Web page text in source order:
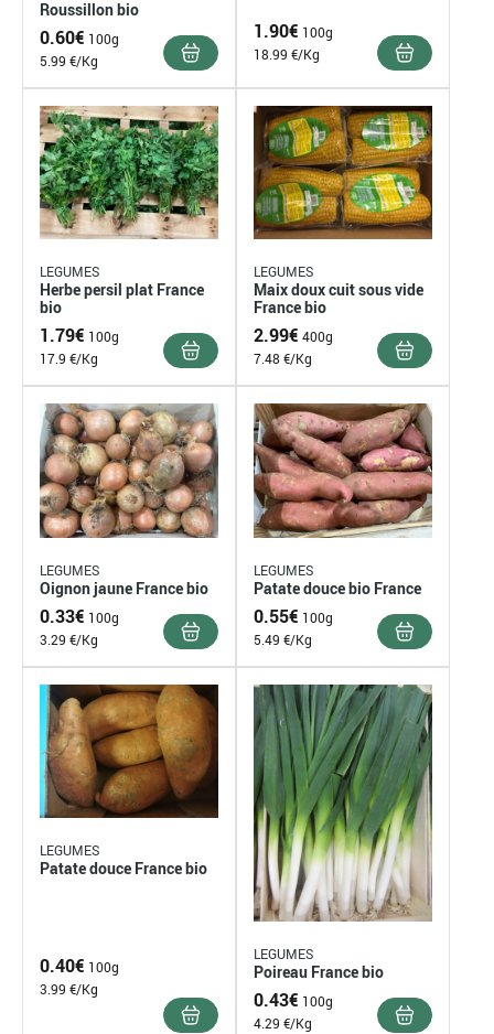
Roussillon bio
0.60€ 100g
5.99 €/Kg
1.90€ 100g
18.99 €/Kg
LEGUMES
Herbe persil plat France
bio
1.79€ 100g
17.9 €/Kg
LEGUMES
Maix doux cuit sous vide
France bio
2.99€ 400g
7.48 €/Kg
LEGUMES
Oignon jaune France bio
0.33€ 100g
3.29 €/Kg
LEGUMES
Patate douce bio France
0.55€ 100g
5.49 €/Kg
LEGUMES
Patate douce France bio
0.40€ 100g
3.99 €/Kg
LEGUMES
Poireau France bio
0.43€ 100g
4.29 €/Kg